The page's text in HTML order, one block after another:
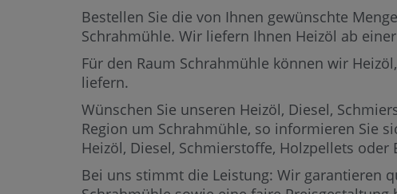
Bestellen Sie die von Ihnen gewünschte
Schrahmühle. Wir liefern Ihnen Heizöl ab
Für den Raum Schrahmühle können wir
liefern.
Wünschen Sie unseren Heizöl, Diesel,
Region um Schrahmühle, so informieren Sie
Heizöl, Diesel, Schmierstoffe, Holzpellets
Bei uns stimmt die Leistung: Wir garantieren